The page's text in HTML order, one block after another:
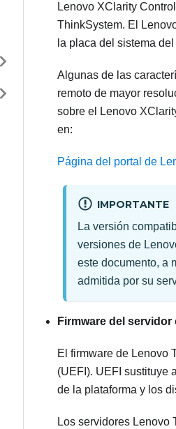
Lenovo XClarity
ThinkSystem. El
la placa del sistema del
Algunas de las
remoto de mayor
sobre el
Lenovo
en:
Página del portal de
IMPORTANTE
La versión
versiones de
este documento, a
admitida por su
Firmware del servidor
El firmware de Lenovo
(UEFI). UEFI sustituye
de la plataforma y los
Los servidores Lenovo